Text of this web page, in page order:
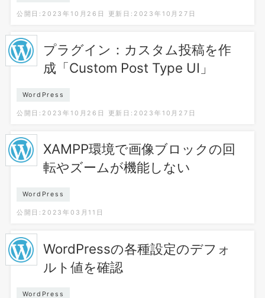
公開日:2023年10月26日 更新日:2023年10月27日
プラグイン：カスタム投稿を作
成「Custom Post Type UI」
WordPress
公開日:2023年10月26日 更新日:2023年10月27日
XAMPP環境で画像ブロックの回
転やズームが機能しない
WordPress
公開日:2023年03月11日
WordPressの各種設定のデフォ
ルト値を確認
WordPress